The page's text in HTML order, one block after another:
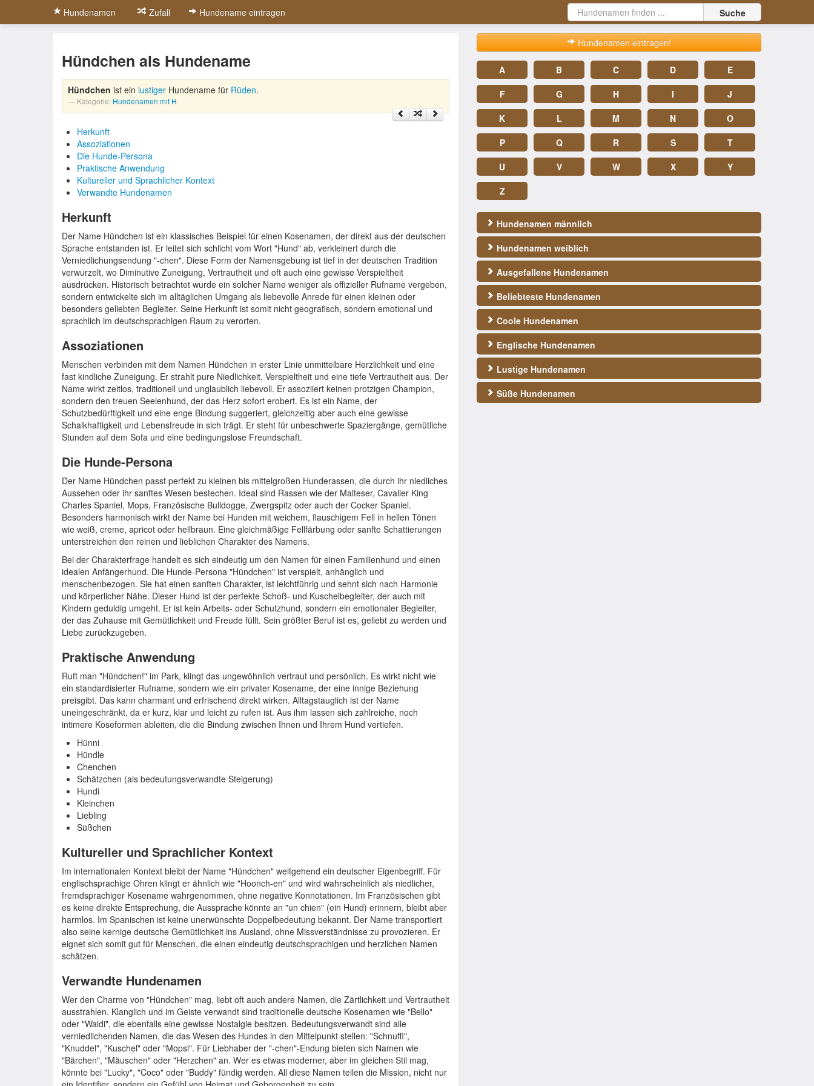
Hundenamen Zufall Hundename eintragen Suche
Hündchen als Hundename
Hündchen ist ein lustiger Hundename für Rüden.
Kategorie: Hundenamen mit H
Herkunft
Assoziationen
Die Hunde-Persona
Praktische Anwendung
Kultureller und Sprachlicher Kontext
Verwandte Hundenamen
Herkunft
Der Name Hündchen ist ein klassisches Beispiel für einen Kosenamen, der direkt aus der deutschen
Sprache entstanden ist. Er leitet sich schlicht vom Wort "Hund" ab, verkleinert durch die
Verniedlichungsendung "-chen". Diese Form der Namensgebung ist tief in der deutschen Tradition
verwurzelt, wo Diminutive Zuneigung, Vertrautheit und oft auch eine gewisse Verspieltheit
ausdrücken. Historisch betrachtet wurde ein solcher Name weniger als offizieller Rufname vergeben,
sondern entwickelte sich im alltäglichen Umgang als liebevolle Anrede für einen kleinen oder
besonders geliebten Begleiter. Seine Herkunft ist somit nicht geografisch, sondern emotional und
sprachlich im deutschsprachigen Raum zu verorten.
Assoziationen
Menschen verbinden mit dem Namen Hündchen in erster Linie unmittelbare Herzlichkeit und eine
fast kindliche Zuneigung. Er strahlt pure Niedlichkeit, Verspieltheit und eine tiefe Vertrautheit aus. Der
Name wirkt zeitlos, traditionell und unglaublich liebevoll. Er assoziiert keinen protzigen Champion,
sondern den treuen Seelenhund, der das Herz sofort erobert. Es ist ein Name, der
Schutzbedürftigkeit und eine enge Bindung suggeriert, gleichzeitig aber auch eine gewisse
Schalkhaftigkeit und Lebensfreude in sich trägt. Er steht für unbeschwerte Spaziergänge, gemütliche
Stunden auf dem Sofa und eine bedingungslose Freundschaft.
Die Hunde-Persona
Der Name Hündchen passt perfekt zu kleinen bis mittelgroßen Hunderassen, die durch ihr niedliches
Aussehen oder ihr sanftes Wesen bestechen. Ideal sind Rassen wie der Malteser, Cavalier King
Charles Spaniel, Mops, Französische Bulldogge, Zwergspitz oder auch der Cocker Spaniel.
Besonders harmonisch wirkt der Name bei Hunden mit weichem, flauschigem Fell in hellen Tönen
wie weiß, creme, apricot oder hellbraun. Eine gleichmäßige Fellfärbung oder sanfte Schattierungen
unterstreichen den reinen und lieblichen Charakter des Namens.
Bei der Charakterfrage handelt es sich eindeutig um den Namen für einen Familienhund und einen
idealen Anfängerhund. Die Hunde-Persona "Hündchen" ist verspielt, anhänglich und
menschenbezogen. Sie hat einen sanften Charakter, ist leichtführig und sehnt sich nach Harmonie
und körperlicher Nähe. Dieser Hund ist der perfekte Schoß- und Kuschelbegleiter, der auch mit
Kindern geduldig umgeht. Er ist kein Arbeits- oder Schutzhund, sondern ein emotionaler Begleiter,
der das Zuhause mit Gemütlichkeit und Freude füllt. Sein größter Beruf ist es, geliebt zu werden und
Liebe zurückzugeben.
Praktische Anwendung
Ruft man "Hündchen!" im Park, klingt das ungewöhnlich vertraut und persönlich. Es wirkt nicht wie
ein standardisierter Rufname, sondern wie ein privater Kosename, der eine innige Beziehung
preisgibt. Das kann charmant und erfrischend direkt wirken. Alltagstauglich ist der Name
uneingeschränkt, da er kurz, klar und leicht zu rufen ist. Aus ihm lassen sich zahlreiche, noch
intimere Koseformen ableiten, die die Bindung zwischen Ihnen und Ihrem Hund vertiefen.
Hünni
Hündle
Chenchen
Schätzchen (als bedeutungsverwandte Steigerung)
Hundi
Kleinchen
Liebling
Süßchen
Kultureller und Sprachlicher Kontext
Im internationalen Kontext bleibt der Name "Hündchen" weitgehend ein deutscher Eigenbegriff. Für
englischsprachige Ohren klingt er ähnlich wie "Hoonch-en" und wird wahrscheinlich als niedlicher,
fremdsprachiger Kosename wahrgenommen, ohne negative Konnotationen. Im Französischen gibt
es keine direkte Entsprechung, die Aussprache könnte an "un chien" (ein Hund) erinnern, bleibt aber
harmlos. Im Spanischen ist keine unerwünschte Doppelbedeutung bekannt. Der Name transportiert
also seine kernige deutsche Gemütlichkeit ins Ausland, ohne Missverständnisse zu provozieren. Er
eignet sich somit gut für Menschen, die einen eindeutig deutschsprachigen und herzlichen Namen
schätzen.
Verwandte Hundenamen
Wer den Charme von "Hündchen" mag, liebt oft auch andere Namen, die Zärtlichkeit und Vertrautheit
ausstrahlen. Klanglich und im Geiste verwandt sind traditionelle deutsche Kosenamen wie "Bello"
oder "Waldi", die ebenfalls eine gewisse Nostalgie besitzen. Bedeutungsverwandt sind alle
verniedlichenden Namen, die das Wesen des Hundes in den Mittelpunkt stellen: "Schnuffi",
"Knuddel", "Kuschel" oder "Mopsi". Für Liebhaber der "-chen"-Endung bieten sich Namen wie
"Bärchen", "Mäuschen" oder "Herzchen" an. Wer es etwas moderner, aber im gleichen Stil mag,
könnte bei "Lucky", "Coco" oder "Buddy" fündig werden. All diese Namen teilen die Mission, nicht nur
Hundenamen eintragen!
A B C D
E
F
G H I
J
K
L M N
O
P
Q R S
T
U
V W X
Y
Z
Hundenamen männlich
Hundenamen weiblich
Ausgefallene Hundenamen
Beliebteste Hundenamen
Coole Hundenamen
Englische Hundenamen
Lustige Hundenamen
Süße Hundenamen